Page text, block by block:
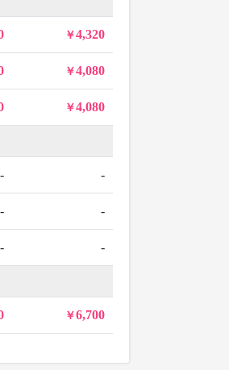
4,320
4,080
4,080
- -
- -
- -
6,700